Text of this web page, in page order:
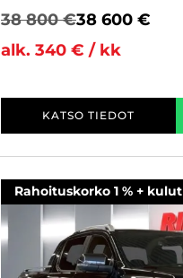
38 800 €38 600 €
alk. 340 € / kk
KATSO TIEDOT
Rahoituskorko 1 % + kulut